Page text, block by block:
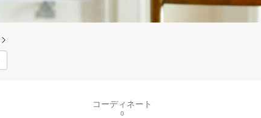
コーディネート
0